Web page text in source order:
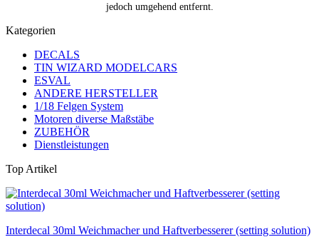
jedoch umgehend entfernt.
Kategorien
DECALS
TIN WIZARD MODELCARS
ESVAL
ANDERE HERSTELLER
1/18 Felgen System
Motoren diverse Maßstäbe
ZUBEHÖR
Dienstleistungen
Top Artikel
Interdecal 30ml Weichmacher und Haftverbesserer (setting solution)